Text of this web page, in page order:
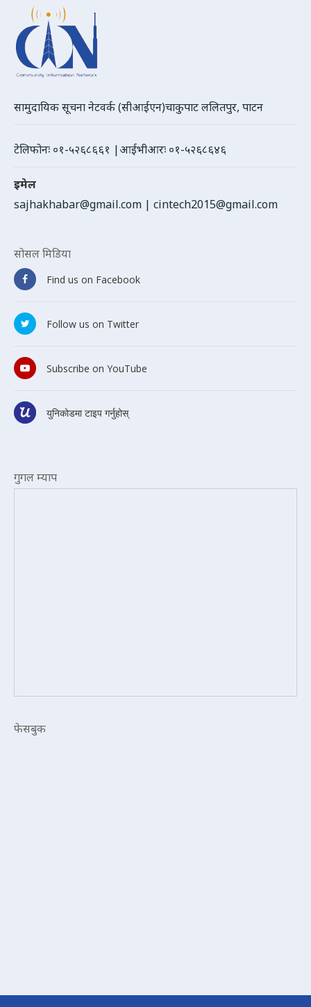
सामुदायिक सूचना नेटवर्क (सीआईएन)चाकुपाट ललितपुर, पाटन
टेलिफोनः ०१-५२६८६६१ |आईभीआरः ०१-५२६८६४६
इमेल
sajhakhabar@gmail.com | cintech2015@gmail.com
सोसल मिडिया
Find us on Facebook
Follow us on Twitter
Subscribe on YouTube
युनिकोडमा टाइप गर्नुहोस्
गुगल म्याप
फेसबुक